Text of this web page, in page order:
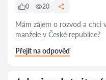
0
20
Mám zájem o rozvod a chci
manžele v České republice?
Přejít na odpověď